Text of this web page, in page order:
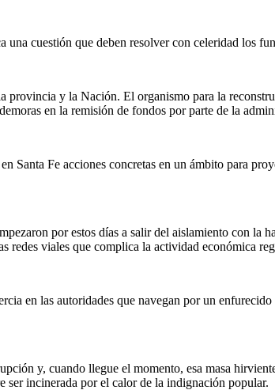
una cuestión que deben resolver con celeridad los
provincia y la Nación. El organismo para la
en la remisión de fondos por parte de la
Santa Fe acciones concretas en un ámbito para
por estos días a salir del aislamiento con la
redes viales que complica la actividad económica
en las autoridades que navegan por un
y, cuando llegue el momento, esa masa
ser incinerada por el calor de la indignación popular.